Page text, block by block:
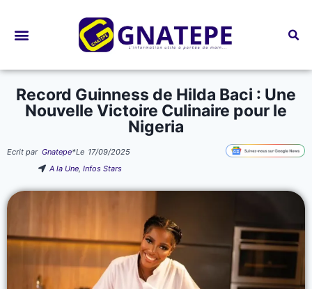
Record Guinness de Hilda Baci : Une
Nouvelle Victoire Culinaire pour le
Nigeria
Ecrit par Gnatepe*Le 17/09/2025
A la Une,Infos Stars